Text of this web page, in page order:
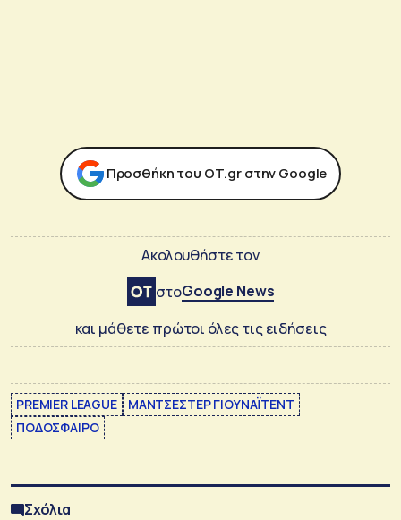
Προσθήκη του ΟΤ.gr στην Google
Ακολουθήστε τον
στοGoogle News
και μάθετε πρώτοι όλες τις ειδήσεις
PREMIER LEAGUE
ΜΑΝΤΣΕΣΤΕΡ ΓΙΟΥΝΑΪΤΕΝΤ
ΠΟΔΟΣΦΑΙΡΟ
Σχόλια